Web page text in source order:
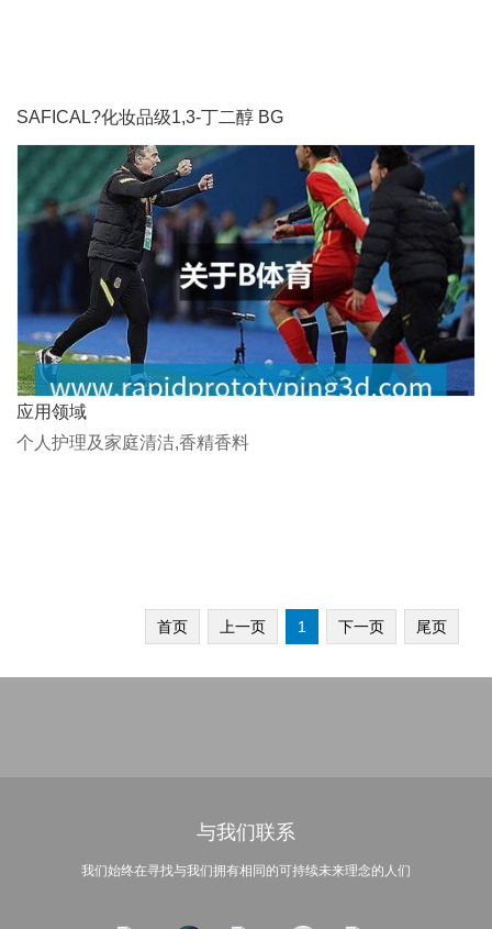
SAFICAL?化妆品级1,3-丁二醇 BG
应用领域
个人护理及家庭清洁,香精香料
首页 上一页 1 下一页 尾页
与我们联系
我们始终在寻找与我们拥有相同的可持续未来理念的人们